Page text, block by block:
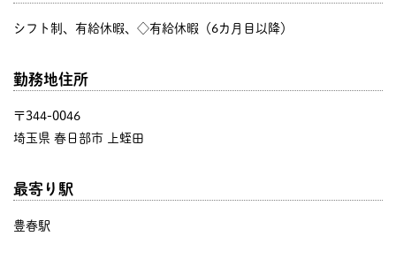
シフト制、有給休暇、◇有給休暇（6カ月目以降）
勤務地住所
〒344-0046
埼玉県 春日部市 上蛭田
最寄り駅
豊春駅